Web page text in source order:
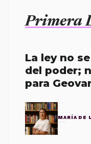
Primera
La ley no
del poder;
para
MARÍA DE